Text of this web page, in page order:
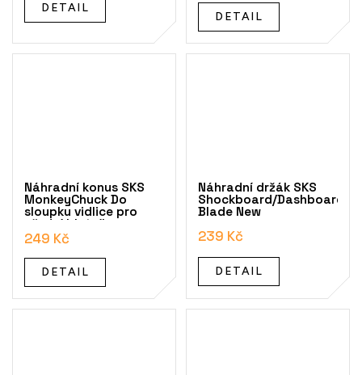
DETAIL
DETAIL
Náhradní konus SKS
MonkeyChuck Do
sloupku vidlice pro
přední blatník
MonkeyLink
249 Kč
DETAIL
Náhradní držák SKS
Shockboard/Dashboard/
Blade New
239 Kč
DETAIL